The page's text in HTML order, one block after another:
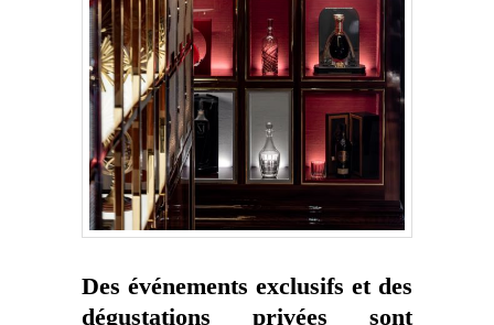
Des événements exclusifs et des
dégustations privées sont